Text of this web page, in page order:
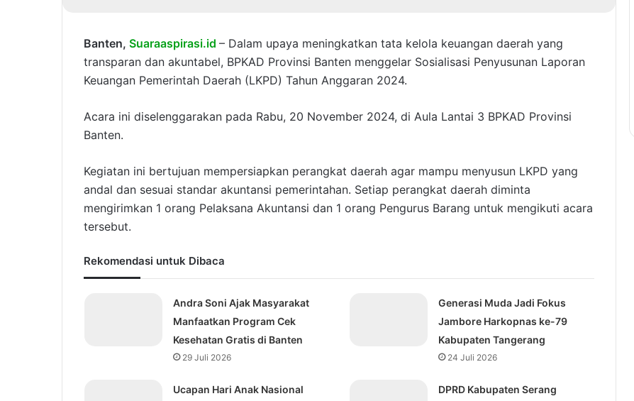
Banten, Suaraaspirasi.id – Dalam upaya meningkatkan tata kelola keuangan daerah yang
transparan dan akuntabel, BPKAD Provinsi Banten menggelar Sosialisasi Penyusunan Laporan
Keuangan Pemerintah Daerah (LKPD) Tahun Anggaran 2024.
Acara ini diselenggarakan pada Rabu, 20 November 2024, di Aula Lantai 3 BPKAD Provinsi
Banten.
Kegiatan ini bertujuan mempersiapkan perangkat daerah agar mampu menyusun LKPD yang
andal dan sesuai standar akuntansi pemerintahan. Setiap perangkat daerah diminta
mengirimkan 1 orang Pelaksana Akuntansi dan 1 orang Pengurus Barang untuk mengikuti acara
tersebut.
Rekomendasi untuk Dibaca
Andra Soni Ajak Masyarakat
Manfaatkan Program Cek
Kesehatan Gratis di Banten
29 Juli 2026
Generasi Muda Jadi Fokus
Jambore Harkopnas ke-79
Kabupaten Tangerang
24 Juli 2026
Ucapan Hari Anak Nasional
DPRD Kabupaten Serang